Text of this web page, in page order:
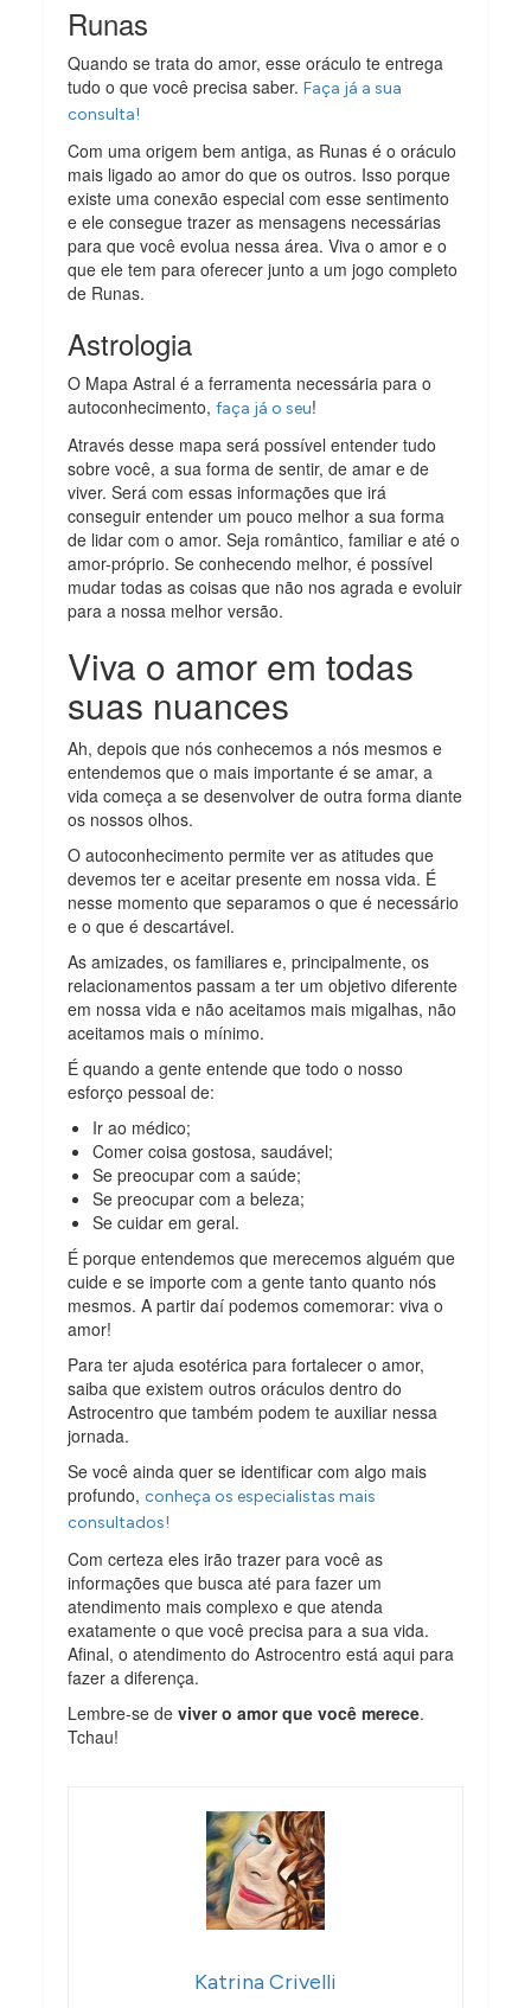
Runas
Quando se trata do amor, esse oráculo te entrega
tudo o que você precisa saber.Faça já a sua
consulta!
Com uma origem bem antiga, as Runas é o oráculo
mais ligado ao amor do que os outros. Isso porque
existe uma conexão especial com esse sentimento
e ele consegue trazer as mensagens necessárias
para que você evolua nessa área. Viva o amor e o
que ele tem para oferecer junto a um jogo completo
de Runas.
Astrologia
O Mapa Astral é a ferramenta necessária para o
autoconhecimento,faça já o seu!
Através desse mapa será possível entender tudo
sobre você, a sua forma de sentir, de amar e de
viver. Será com essas informações que irá
conseguir entender um pouco melhor a sua forma
de lidar com o amor. Seja romântico, familiar e até o
amor-próprio. Se conhecendo melhor, é possível
mudar todas as coisas que não nos agrada e evoluir
para a nossa melhor versão.
Viva o amor em todas
suas nuances
Ah, depois que nós conhecemos a nós mesmos e
entendemos que o mais importante é se amar, a
vida começa a se desenvolver de outra forma diante
os nossos olhos.
O autoconhecimento permite ver as atitudes que
devemos ter e aceitar presente em nossa vida. É
nesse momento que separamos o que é necessário
e o que é descartável.
As amizades, os familiares e, principalmente, os
relacionamentos passam a ter um objetivo diferente
em nossa vida e não aceitamos mais migalhas, não
aceitamos mais o mínimo.
É quando a gente entende que todo o nosso
esforço pessoal de:
Ir ao médico;
Comer coisa gostosa, saudável;
Se preocupar com a saúde;
Se preocupar com a beleza;
Se cuidar em geral.
É porque entendemos que merecemos alguém que
cuide e se importe com a gente tanto quanto nós
mesmos. A partir daí podemos comemorar: viva o
amor!
Para ter ajuda esotérica para fortalecer o amor,
saiba que existem outros oráculos dentro do
Astrocentro que também podem te auxiliar nessa
jornada.
Se você ainda quer se identificar com algo mais
profundo,conheça os especialistas mais
consultados!
Com certeza eles irão trazer para você as
informações que busca até para fazer um
atendimento mais complexo e que atenda
exatamente o que você precisa para a sua vida.
Afinal, o atendimento do Astrocentro está aqui para
fazer a diferença.
Lembre-se deviver o amor que você merece.
Tchau!
Katrina Crivelli